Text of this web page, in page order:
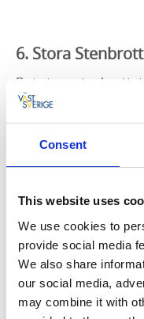
Consent
This website uses
We use cookies to
provide social media
We also share
our social media,
may combine it with
6. Stora
Det stora stenbrottet
populära sevärdhet.
bröts tidigare
sträcker sig omkring
Platsen är
rödbrunt till beige, i
dammen som ligger